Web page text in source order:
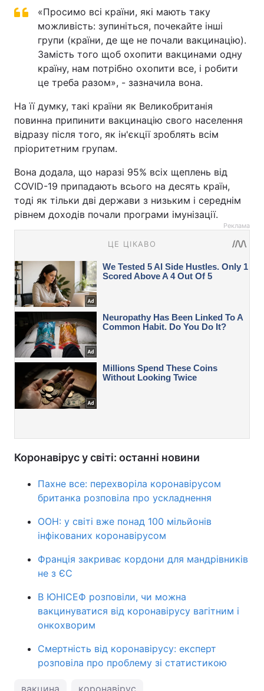
«Просимо всі країни, які мають таку
можливість: зупиніться, почекайте інші
групи (країни, де ще не почали вакцинацію).
Замість того щоб охопити вакцинами одну
країну, нам потрібно охопити все, і робити
це треба разом», - зазначила вона.
На її думку, такі країни як Великобританія
повинна припинити вакцинацію свого населення
відразу після того, як ін'єкції зроблять всім
пріоритетним групам.
Вона додала, що наразі 95% всіх щеплень від
COVID-19 припадають всього на десять країн,
тоді як тільки дві держави з низьким і середнім
рівнем доходів почали програми імунізації.
Реклама
Коронавірус у світі: останні новини
Пахне все: перехворіла коронавірусом
британка розповіла про ускладнення
ООН: у світі вже понад 100 мільйонів
інфікованих коронавірусом
Франція закриває кордони для мандрівників
не з ЄС
В ЮНІСЕФ розповіли, чи можна
вакцинуватися від коронавірусу вагітним і
онкохворим
Смертність від коронавірусу: експерт
розповіла про проблему зі статистикою
вакцина коронавірус